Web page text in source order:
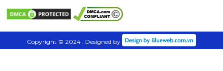
Copyright © 2024 . Designed by